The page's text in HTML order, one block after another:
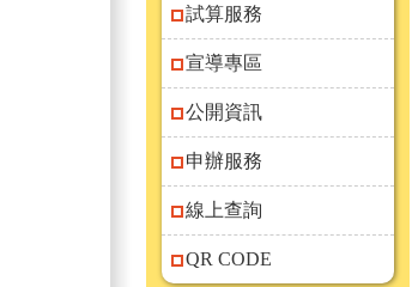
試算服務
宣導專區
公開資訊
申辦服務
線上查詢
QR CODE